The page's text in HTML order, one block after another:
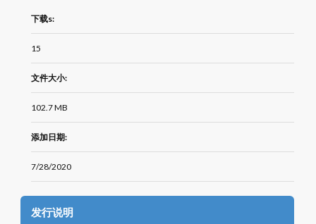
下载s:
15
文件大小:
102.7 MB
添加日期:
7/28/2020
发行说明